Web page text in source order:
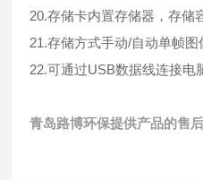
20.存储卡内置存储器，存储
21.存储方式手动/自动单帧图
22.可通过USB数据线连接电
青岛路博环保提供产品的售